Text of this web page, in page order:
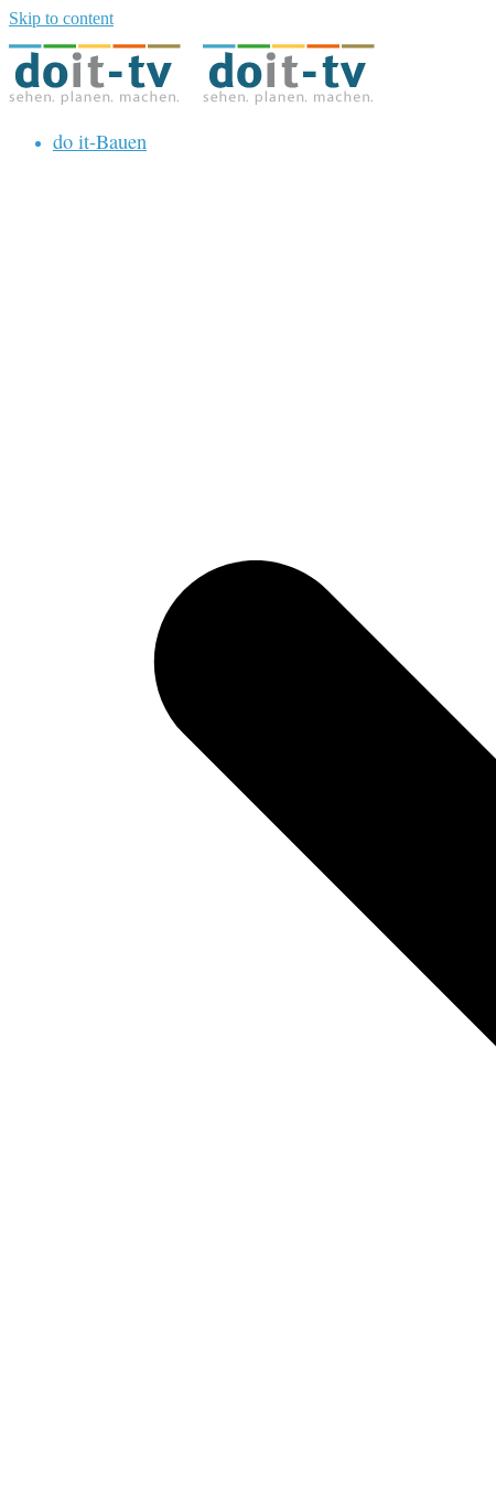
Skip to content
do it-Bauen